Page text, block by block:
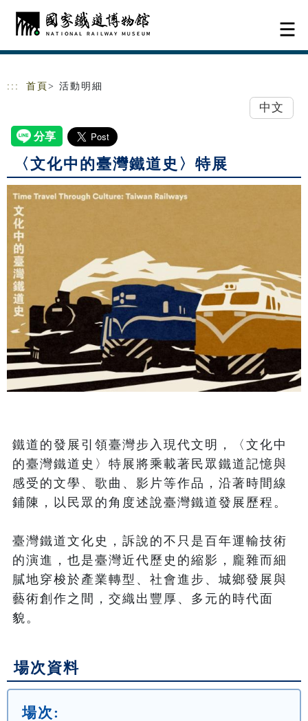
跳到主要內容
網站導覽
::: 首頁 > 活動明細
中文
〈文化中的臺灣鐵道史〉特展
鐵道的發展引領臺灣步入現代文明，〈文化中
的臺灣鐵道史〉特展將乘載著民眾鐵道記憶與
感受的文學、歌曲、影片等作品，沿著時間線
鋪陳，以民眾的角度述說臺灣鐵道發展歷程。
臺灣鐵道文化史，訴說的不只是百年運輸技術
的演進，也是臺灣近代歷史的縮影，龐雜而細
膩地穿梭於產業轉型、社會進步、城鄉發展與
藝術創作之間，交織出豐厚、多元的時代面
貌。
場次資料
場次: